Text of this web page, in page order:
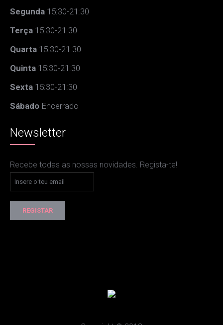
Segunda 15:30-21:30
Terça 15:30-21:30
Quarta 15:30-21:30
Quinta 15:30-21:30
Sexta 15:30-21:30
Sábado Encerrado
Newsletter
Recebe todas as nossas novidades. Regista-te!